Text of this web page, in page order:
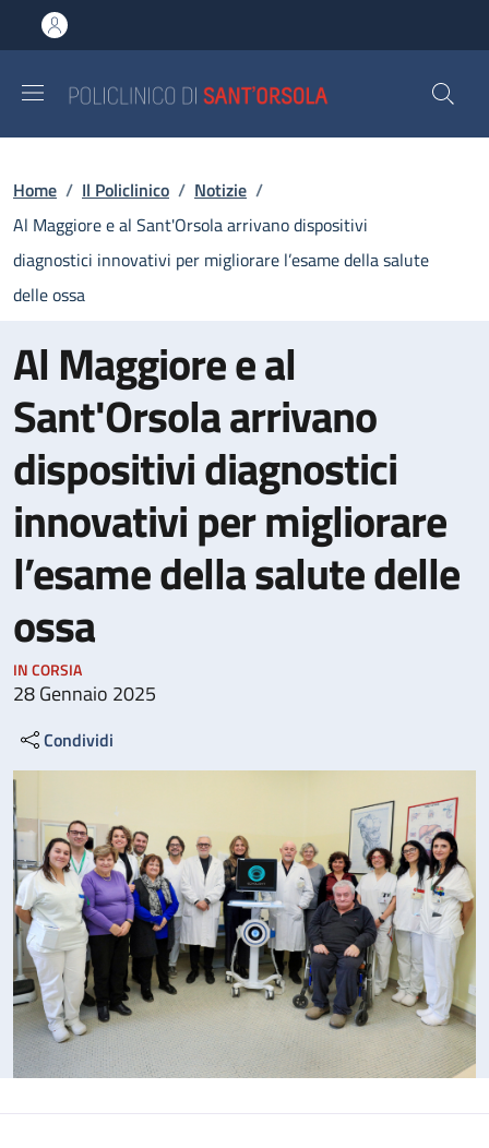
al contenuto principale
to footer content
Briciole di pane
Home / Il Policlinico / Notizie /
Al Maggiore e al Sant'Orsola arrivano dispositivi
diagnostici innovativi per migliorare l’esame della salute
delle ossa
Al Maggiore e al
Sant'Orsola arrivano
dispositivi diagnostici
innovativi per migliorare
l’esame della salute delle
ossa
IN CORSIA
28 Gennaio 2025
Condividi